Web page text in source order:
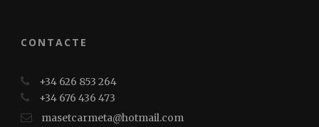
CONTACTE
+34 626 853 264
+34 676 436 473
masetcarmeta@hotmail.com